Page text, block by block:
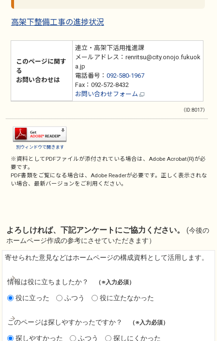
高架下整備工事の進捗状況
このページに関す
る
お問い合わせは
連立・高架下活用推進課
メールアドレス：renritsu@city.onojo.fukuok
a.jp
電話番号： 092-580-1967
Fax：092-572-8432
お問い合わせフォーム
（ID:8017）
別ウィンドウで開きます
※資料としてPDFファイルが添付されている場合は、 Adobe Acrobat(R)が必
要です。
PDF書類をご覧になる場合は、 Adobe Readerが必要です。正しく表示されな
い場合、最新バージョンをご利用ください。